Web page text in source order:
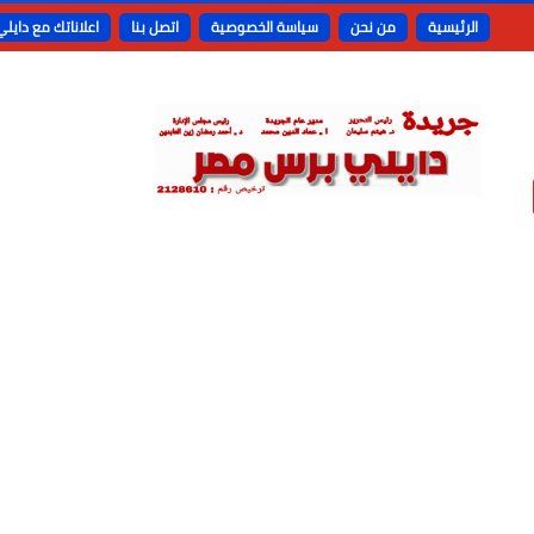
الرئيسية من نحن سياسة الخصوصية اتصل بنا اعلاناتك مع